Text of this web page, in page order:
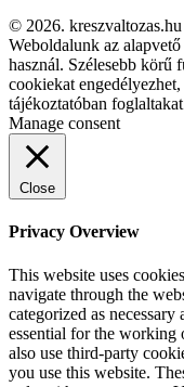
© 2026. kreszvaltozas.hu
Weboldalunk az
használ. Szélesebb körű
cookiekat
tájékoztatóban
Manage consent
Close
Privacy Overview
This website uses
navigate through the
categorized as
essential for the working
also use third-party
you use this website.